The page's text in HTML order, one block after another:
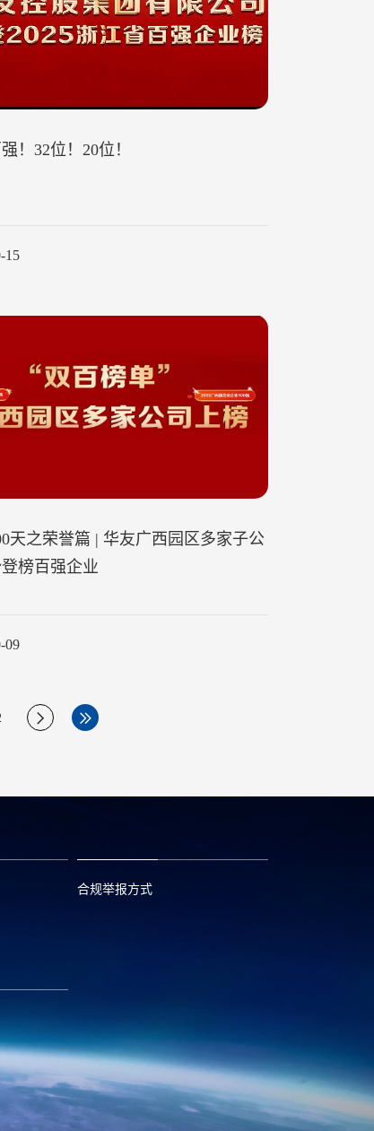
！32位！20位！
15
天之荣誉篇 | 华友广西园区多家子公
榜百强企业
09
合规举报方式